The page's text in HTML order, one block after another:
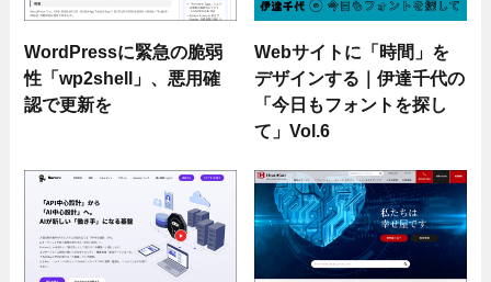
WordPressに緊急の脆弱
性「wp2shell」、悪用確
認で更新を
Webサイトに「時間」を
デザインする｜伊達千代の
「今日もフォントを探し
て」Vol.6